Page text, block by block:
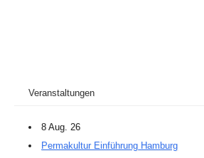
Veranstaltungen
8 Aug. 26
Permakultur Einführung Hamburg